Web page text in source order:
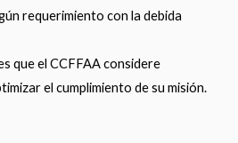
requerimiento con la debida
que el CCFFAA considere
el cumplimiento de su misión.